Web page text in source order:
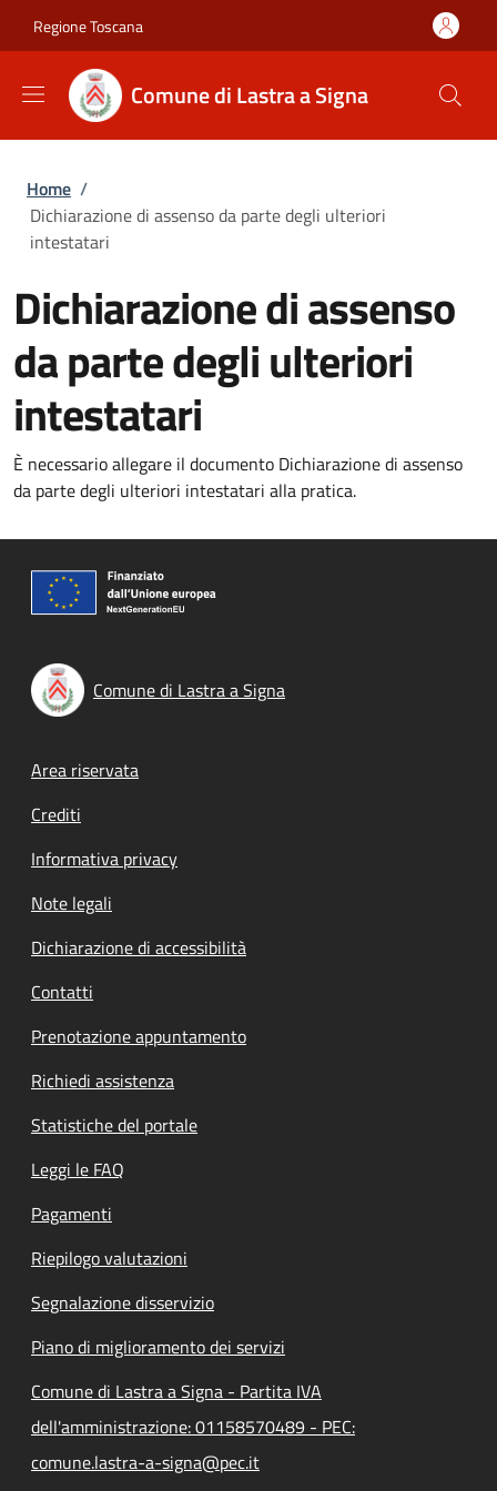
Regione Toscana
Comune di Lastra a Signa
Briciole di pane
Home /
Dichiarazione di assenso da parte degli ulteriori
intestatari
Dichiarazione di assenso
da parte degli ulteriori
intestatari
È necessario allegare il documento Dichiarazione di assenso
da parte degli ulteriori intestatari alla pratica.
Comune di Lastra a Signa
Footer menu
Area riservata
Crediti
Informativa privacy
Note legali
Dichiarazione di accessibilità
Contatti
Prenotazione appuntamento
Richiedi assistenza
Statistiche del portale
Leggi le FAQ
Pagamenti
Riepilogo valutazioni
Segnalazione disservizio
Piano di miglioramento dei servizi
Comune di Lastra a Signa - Partita IVA
dell'amministrazione: 01158570489 - PEC:
comune.lastra-a-signa@pec.it